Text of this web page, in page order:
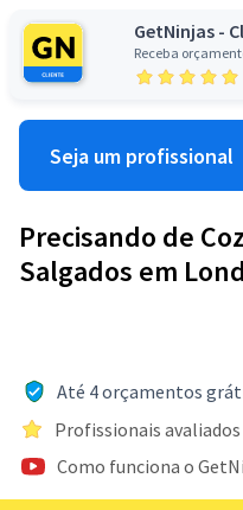
GetNinjas -
Receba
Seja um profissional
Precisando de
Salgados em
Até 4 orçamentos
Profissionais avaliados
Como funciona o